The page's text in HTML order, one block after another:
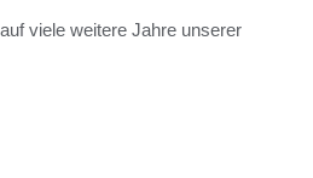
viele weitere Jahre unserer